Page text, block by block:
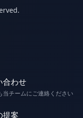
合わせ
当チームにご連絡ください
提案